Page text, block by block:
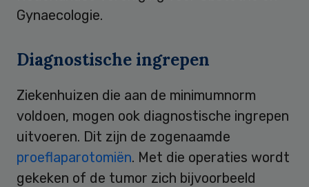
Gynaecologie.
Diagnostische ingrepen
Ziekenhuizen die aan de minimumnorm
voldoen, mogen ook diagnostische ingrepen
uitvoeren. Dit zijn de zogenaamde
proeflaparotomiën. Met die operaties wordt
gekeken of de tumor zich bijvoorbeeld